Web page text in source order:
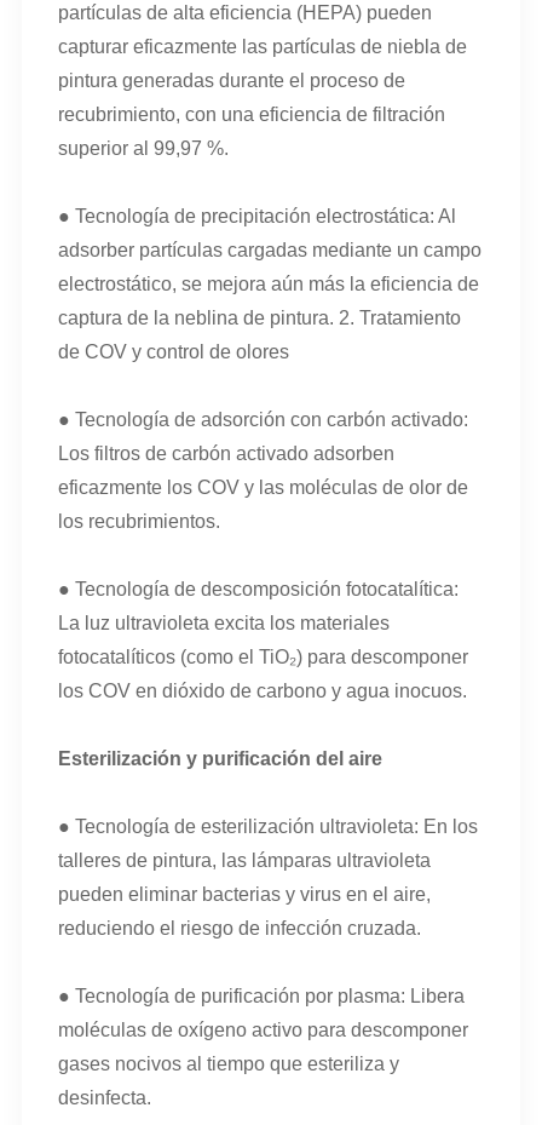
partículas de alta eficiencia (HEPA) pueden
capturar eficazmente las partículas de niebla de
pintura generadas durante el proceso de
recubrimiento, con una eficiencia de filtración
superior al 99,97 %.
● Tecnología de precipitación electrostática: Al
adsorber partículas cargadas mediante un campo
electrostático, se mejora aún más la eficiencia de
captura de la neblina de pintura. 2. Tratamiento
de COV y control de olores
● Tecnología de adsorción con carbón activado:
Los filtros de carbón activado adsorben
eficazmente los COV y las moléculas de olor de
los recubrimientos.
● Tecnología de descomposición fotocatalítica:
La luz ultravioleta excita los materiales
fotocatalíticos (como el TiO₂) para descomponer
los COV en dióxido de carbono y agua inocuos.
Esterilización y purificación del aire
● Tecnología de esterilización ultravioleta: En los
talleres de pintura, las lámparas ultravioleta
pueden eliminar bacterias y virus en el aire,
reduciendo el riesgo de infección cruzada.
● Tecnología de purificación por plasma: Libera
moléculas de oxígeno activo para descomponer
gases nocivos al tiempo que esteriliza y
desinfecta.